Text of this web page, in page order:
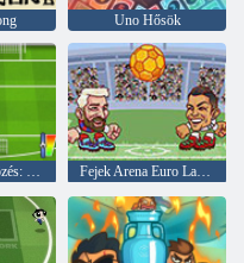
Uno Hősök
Büntető lövöldözés: Euro Cup 2016 Fejek Arena Euro Labdarúgás